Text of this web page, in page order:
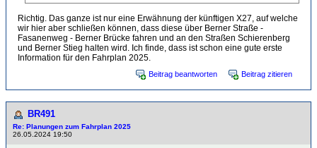
Richtig. Das ganze ist nur eine Erwähnung der künftigen X27, auf welche
wir hier aber schließen können, dass diese über Berner Straße -
Fasanenweg - Berner Brücke fahren und an den Straßen Schierenberg
und Berner Stieg halten wird. Ich finde, dass ist schon eine gute erste
Information für den Fahrplan 2025.
Beitrag beantworten Beitrag zitieren
BR491
Re: Planungen zum Fahrplan 2025
26.05.2024 19:50